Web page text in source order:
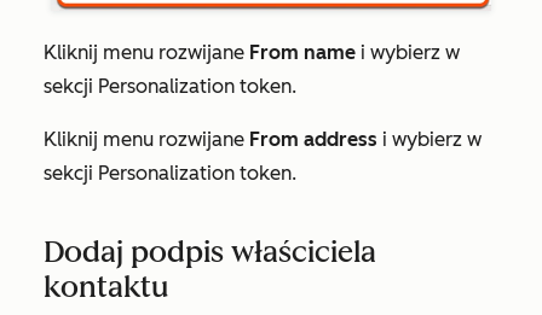
Kliknij menu rozwijane From name i wybierz w
sekcji Personalization token.
Kliknij menu rozwijane From address i wybierz w
sekcji Personalization token.
Dodaj podpis właściciela
kontaktu